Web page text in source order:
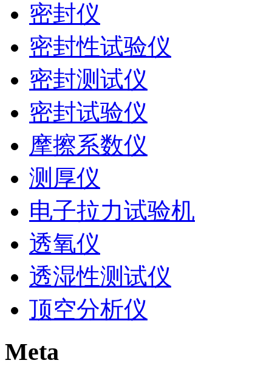
密封仪
密封性试验仪
密封测试仪
密封试验仪
摩擦系数仪
测厚仪
电子拉力试验机
透氧仪
透湿性测试仪
顶空分析仪
Meta